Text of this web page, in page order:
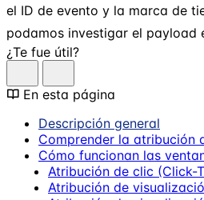
el ID de evento y la marca de
podamos investigar el payload
¿Te fue útil?
En esta página
Descripción general
Comprender la atribución
Cómo funcionan las
Atribución de clic (Click-
Atribución de